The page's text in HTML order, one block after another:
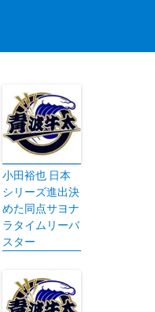
小田裕也 日本
シリーズ進出決
めた同点サヨナ
ラタイムリーバ
スター